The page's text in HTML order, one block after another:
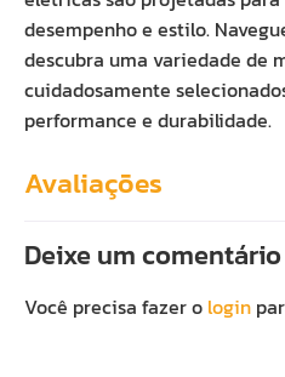
desempenho e estilo.
descubra uma variedade de
cuidadosamente
performance e durabilidade.
Avaliações
Deixe um comentário
Você precisa fazer o login